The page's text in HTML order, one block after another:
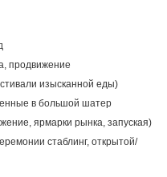
продвижение
изысканной еды)
в большой шатер
ярмарки рынка, запуская)
стаблинг, открытой/